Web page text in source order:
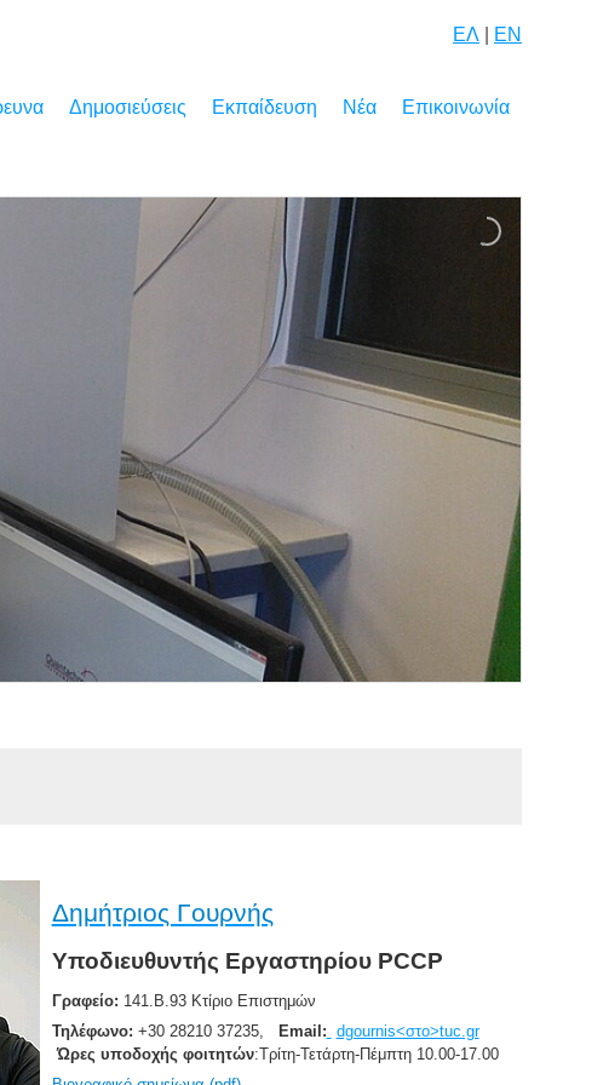
ΕΛ EN
Δημοσιεύσεις Εκπαίδευση Νέα Επικοινωνία
Δημήτριος Γουρνής
Υποδιευθυντής Εργαστηρίου PCCP
Γραφείο: 141.Β.93 Κτίριο Επιστημών
Τηλέφωνο: +30 28210 37235, Email: dgournis<στο>tuc.gr
Ώρες υποδοχής φοιτητών:Τρίτη-Τετάρτη-Πέμπτη 10.00-17.00